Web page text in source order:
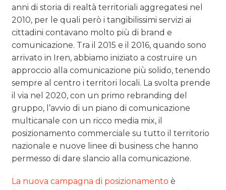
anni di storia di realtà territoriali aggregatesi nel
2010, per le quali però i tangibilissimi servizi ai
cittadini contavano molto più di brand e
comunicazione. Tra il 2015 e il 2016, quando sono
arrivato in Iren, abbiamo iniziato a costruire un
approccio alla comunicazione più solido, tenendo
sempre al centro i territori locali. La svolta prende
il via nel 2020, con un primo rebranding del
gruppo, l’avvio di un piano di comunicazione
multicanale con un ricco media mix, il
posizionamento commerciale su tutto il territorio
nazionale e nuove linee di business che hanno
permesso di dare slancio alla comunicazione.
La nuova campagna di posizionamento è